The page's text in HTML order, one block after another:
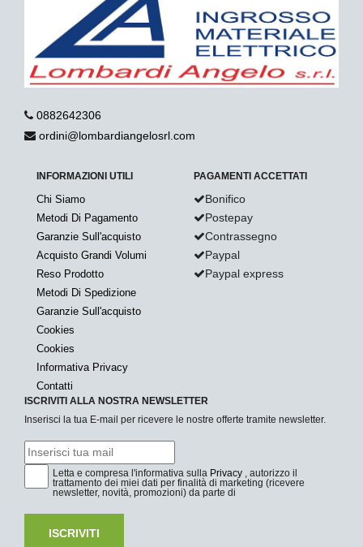
0882642306
ordini@lombardiangelosrl.com
INFORMAZIONI UTILI
Chi Siamo
Metodi Di Pagamento
Garanzie Sull'acquisto
Acquisto Grandi Volumi
Reso Prodotto
Metodi Di Spedizione
Garanzie Sull'acquisto
Cookies
Cookies
Informativa Privacy
Contatti
PAGAMENTI ACCETTATI
Bonifico
Postepay
Contrassegno
Paypal
Paypal express
ISCRIVITI ALLA NOSTRA NEWSLETTER
Inserisci la tua E-mail per ricevere le nostre offerte tramite newsletter.
Letta e compresa l'informativa sulla Privacy , autorizzo il
trattamento dei miei dati per finalità di marketing (ricevere
newsletter, novità, promozioni) da parte di
ISCRIVITI